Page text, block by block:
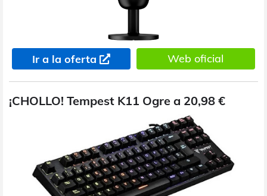
Ir a la oferta Web oficial
¡CHOLLO! Tempest K11 Ogre a 20,98 €